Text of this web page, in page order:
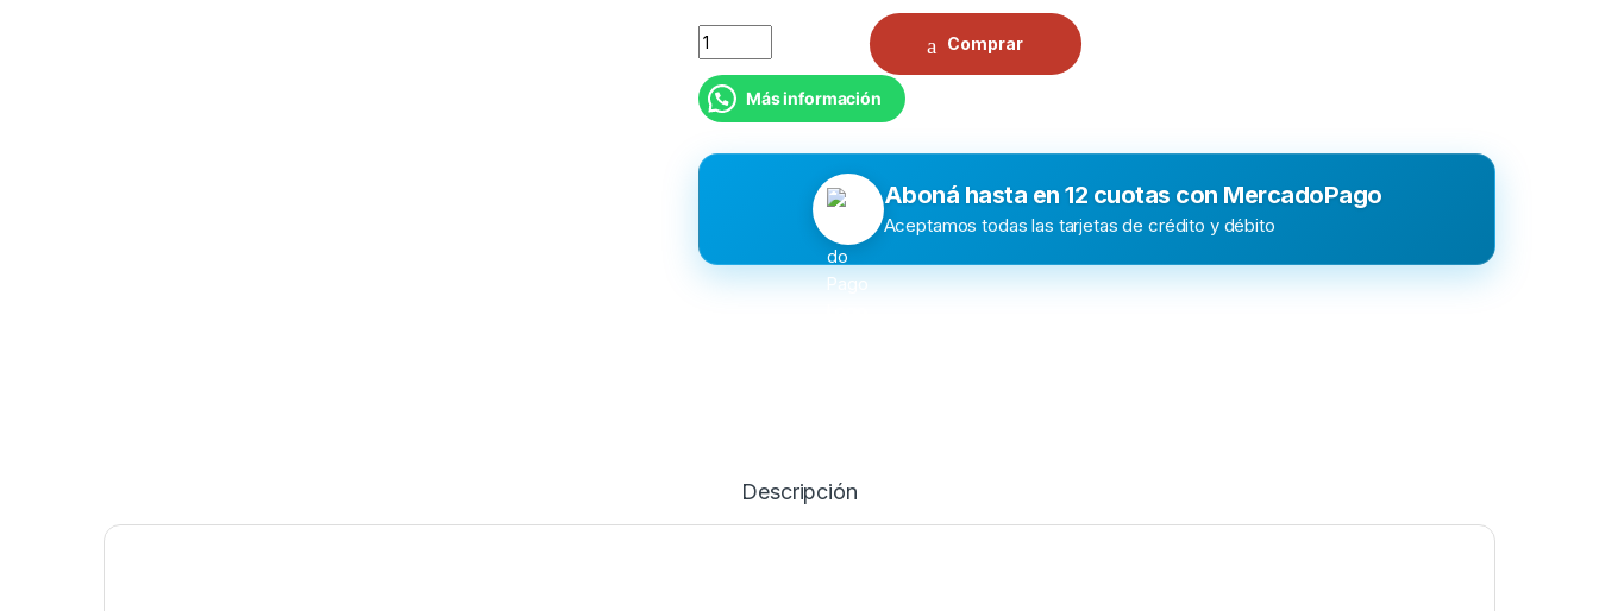
Comprar
Más información
Aboná hasta en 12 cuotas con MercadoPago
Aceptamos todas las tarjetas de crédito y débito
Descripción